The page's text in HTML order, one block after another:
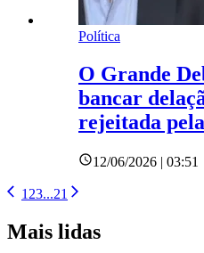
Política
O Grande
bancar
rejeitada
12/06/2026 | 03:51
1 23...21
Mais lidas